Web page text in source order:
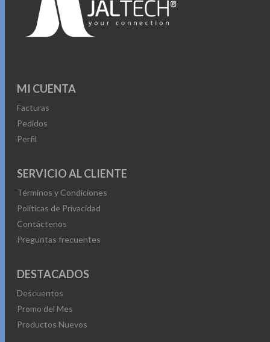
MI CUENTA
Facturas
Pedidos
Perfil
SERVICIO AL CLIENTE
Términos y Condiciones
Políticas de Privacidad
Contáctenos
Preguntas frecuentes
DESTACADOS
Descuentos
Promo del Mes
Productos Nuevos